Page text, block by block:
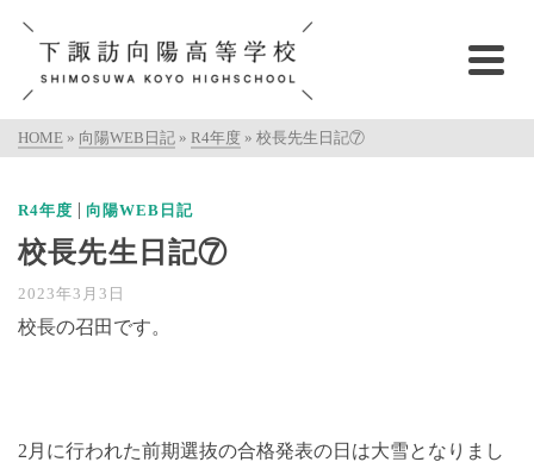
HOME » 向陽WEB日記 » R4年度 » 校長先生日記⑦
R4年度 | 向陽WEB日記
校長先生日記⑦
2023年3月3日
校長の召田です。
2月に行われた前期選抜の合格発表の日は大雪となりまし